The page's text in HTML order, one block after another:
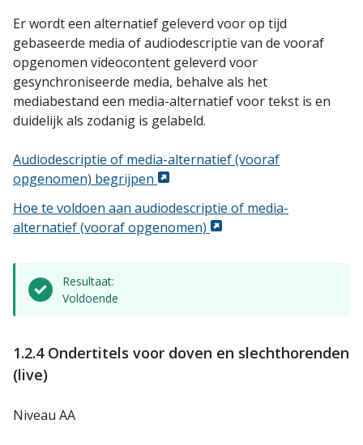
Er wordt een alternatief geleverd voor op tijd
gebaseerde media of audiodescriptie van de vooraf
opgenomen videocontent geleverd voor
gesynchroniseerde media, behalve als het
mediabestand een media-alternatief voor tekst is en
duidelijk als zodanig is gelabeld.
Audiodescriptie of media-alternatief (vooraf
opgenomen) begrijpen
Hoe te voldoen aan audiodescriptie of media-
alternatief (vooraf opgenomen)
Resultaat:
Voldoende
1.2.4 Ondertitels voor doven en slechthorenden
(live)
Niveau AA